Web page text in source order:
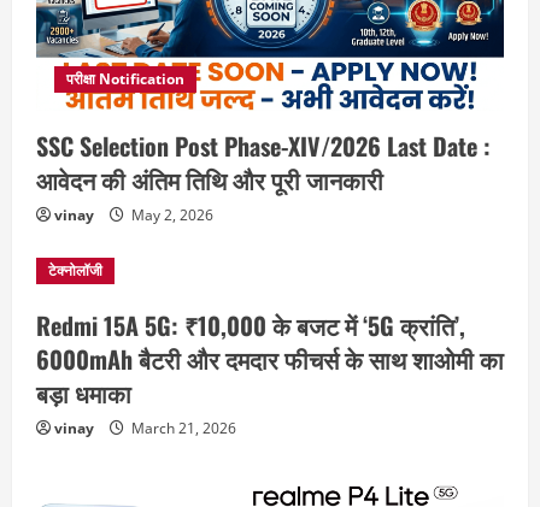
परीक्षा Notification
SSC Selection Post Phase-XIV/2026 Last Date :
आवेदन की अंतिम तिथि और पूरी जानकारी
vinay May 2, 2026
टेक्नोलॉजी
Redmi 15A 5G: ₹10,000 के बजट में ‘5G क्रांति’,
6000mAh बैटरी और दमदार फीचर्स के साथ शाओमी का
बड़ा धमाका
vinay March 21, 2026